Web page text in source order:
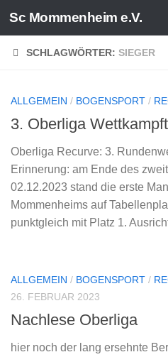
Zum Inhalt springen
Sc Mommenheim e.V.
SCHLAGWÖRTER: SIEGER
ALLGEMEIN / BOGENSPORT /
3. Oberliga
Oberliga Recurve: 3.
Erinnerung: am Ende des
02.12.2023 stand die erste
Mommenheims auf
punktgleich mit Platz 1.
ALLGEMEIN / BOGENSPORT /
26. FEBRUAR 2023
Nachlese Oberliga
hier noch der lang ersehnte